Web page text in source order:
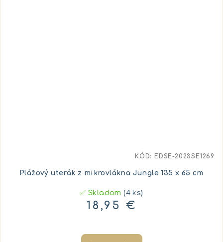
Plážový uterák z mikrovlákna Jungle 135 x 65 cm
✅ Skladom(4 ks)
18,95 €
KÓD: EDSE-2023SE1269